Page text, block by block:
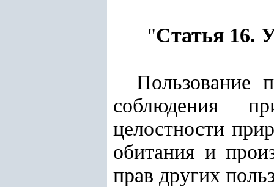
"Статья 16.
Пользование
соблюдения
целостности
обитания и
прав других